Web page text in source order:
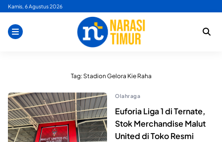
Skip
content
Kamis, 6 Agustus 2026
Tag:Stadion Gelora Kie Raha
Olahraga
Euforia Liga 1 di Ternate,
Stok Merchandise Malut
United di Toko Resmi